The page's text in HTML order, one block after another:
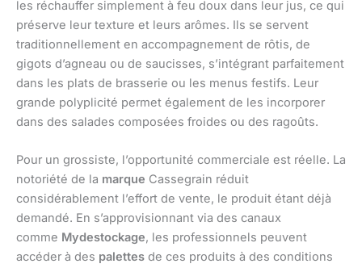
les réchauffer simplement à feu doux dans leur jus, ce qui
préserve leur texture et leurs arômes. Ils se servent
traditionnellement en accompagnement de rôtis, de
gigots d’agneau ou de saucisses, s’intégrant parfaitement
dans les plats de brasserie ou les menus festifs. Leur
grande polyplicité permet également de les incorporer
dans des salades composées froides ou des ragoûts.
Pour un grossiste, l’opportunité commerciale est réelle. La
notoriété de la marque Cassegrain réduit
considérablement l’effort de vente, le produit étant déjà
demandé. En s’approvisionnant via des canaux
comme Mydestockage, les professionnels peuvent
accéder à des palettes de ces produits à des conditions